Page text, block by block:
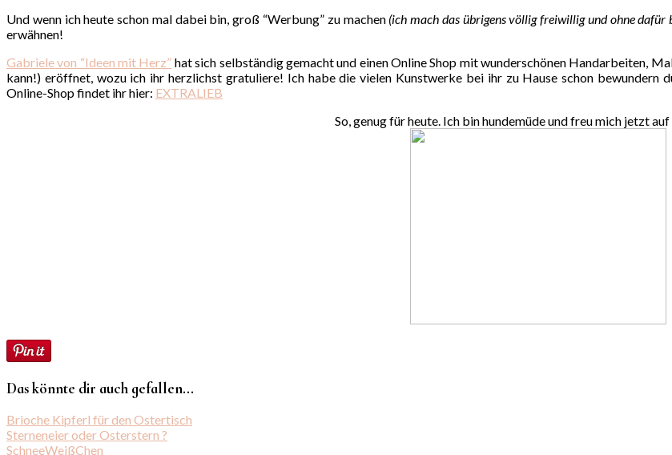
Und wenn ich heute schon mal dabei bin, groß “Werbung” zu machen(ich mach das übrigens völlig freiwillig und ohne dafür
erwähnen!
Gabriele von “Ideen mit Herz” hat sich selbständig gemacht und einen Online Shop mit wunderschönen Handarbeiten,
kann!) eröffnet, wozu ich ihr herzlichst gratuliere! Ich habe die vielen Kunstwerke bei ihr zu Hause schon
Online-Shop findet ihr hier: EXTRALIEB
So, genug für heute. Ich bin hundemüde und freu mich jetzt
Das könnte dir auch gefallen...
Brioche Kipferl für den Ostertisch
Sterneneier oder Osterstern ?
SchneeWeißChen